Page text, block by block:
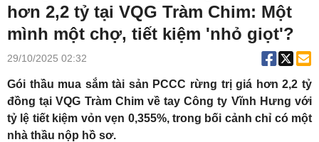
hơn 2,2 tỷ tại VQG Tràm Chim: Một
mình một chợ, tiết kiệm 'nhỏ giọt'?
29/10/2025 02:32
Gói thầu mua sắm tài sản PCCC rừng trị giá hơn 2,2 tỷ
đồng tại VQG Tràm Chim về tay Công ty Vĩnh Hưng với
tỷ lệ tiết kiệm vỏn vẹn 0,355%, trong bối cảnh chỉ có một
nhà thầu nộp hồ sơ.